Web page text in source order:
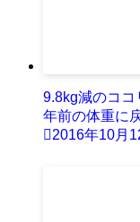
9.8kg減のコ
年前の体重に
2016年10月